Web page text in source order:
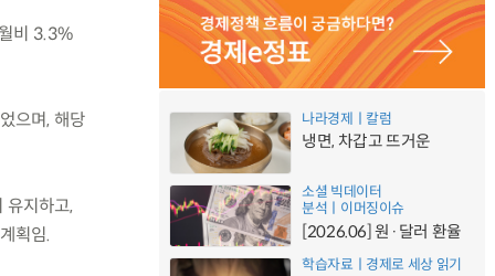
비 3.3%
으며, 해당
유지하고,
획임.
나라경제ㅣ칼럼
냉면, 차갑고 뜨거운
소셜 빅데이터
분석ㅣ이머징이슈
[2026.06] 원·달러 환율
학습자료ㅣ경제로 세상 읽기